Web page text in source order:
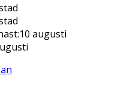
:10 augusti